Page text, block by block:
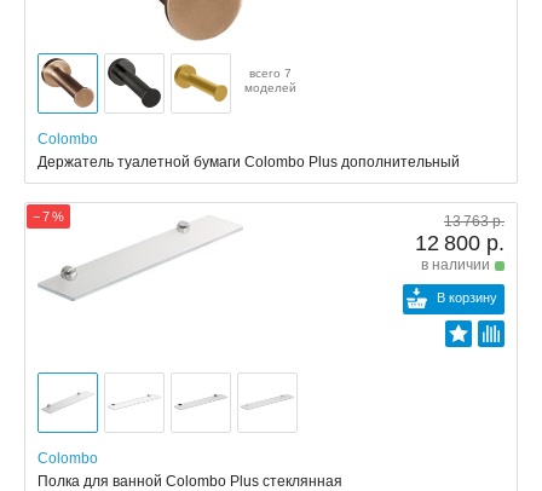
всего 7
моделей
Colombo
Держатель туалетной бумаги Colombo Plus дополнительный
− 7 % 13 763 р.
12 800 р.
в наличии
В корзину
Colombo
Полка для ванной Colombo Plus стеклянная